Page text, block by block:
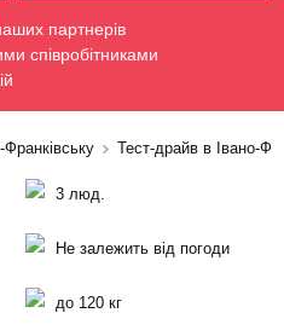
партнерів
співробітниками
Франківську Тест-драйв в Івано-
3 люд.
Не залежить від погоди
до 120 кг